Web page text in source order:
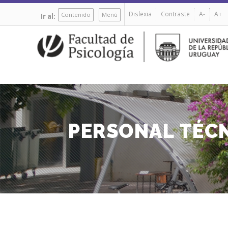
Pasar
contenido
Ir al: Contenido Menú Dislexia Contraste A- A+
PERSONAL